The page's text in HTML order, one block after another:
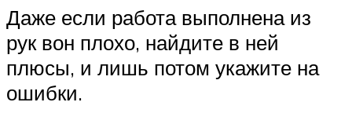
Даже если работа выполнена из
рук вон плохо, найдите в ней
плюсы, и лишь потом укажите на
ошибки.